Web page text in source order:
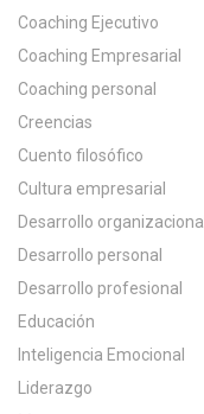
Coaching Ejecutivo
Coaching Empresarial
Coaching personal
Creencias
Cuento filosófico
Cultura empresarial
Desarrollo organizacional
Desarrollo personal
Desarrollo profesional
Educación
Inteligencia Emocional
Liderazgo